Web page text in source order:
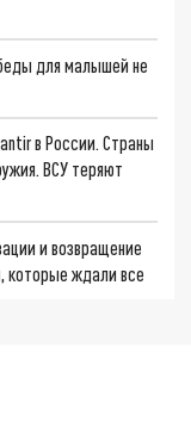
для малышей не
в России. Страны
ВСУ теряют
и возвращение
которые ждали все